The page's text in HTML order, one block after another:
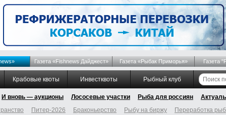
Газета «Fishnews Дайджест» Газета «Рыбак Приморья» Газета
Крабовые квоты Инвестквоты Рыбный клуб
И вновь — аукционы Лососевые участки Рыба для россиян
Питер-2026 Браконьерство Рыбу на биржу
Переработка